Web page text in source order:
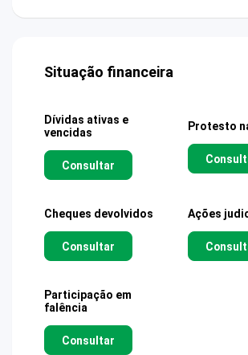
Situação financeira
Dívidas ativas e
vencidas
Consultar
Protesto
Cheques devolvidos
Consultar
Ações
Participação em
falência
Consultar